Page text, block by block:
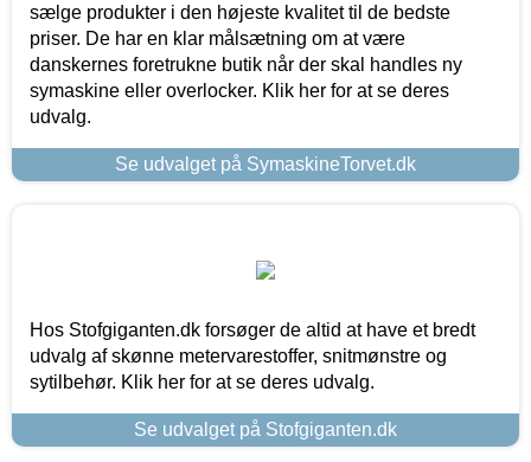
sælge produkter i den højeste kvalitet til de bedste
priser. De har en klar målsætning om at være
danskernes foretrukne butik når der skal handles ny
symaskine eller overlocker. Klik her for at se deres
udvalg.
Se udvalget på SymaskineTorvet.dk
Hos Stofgiganten.dk forsøger de altid at have et bredt
udvalg af skønne metervarestoffer, snitmønstre og
sytilbehør. Klik her for at se deres udvalg.
Se udvalget på Stofgiganten.dk